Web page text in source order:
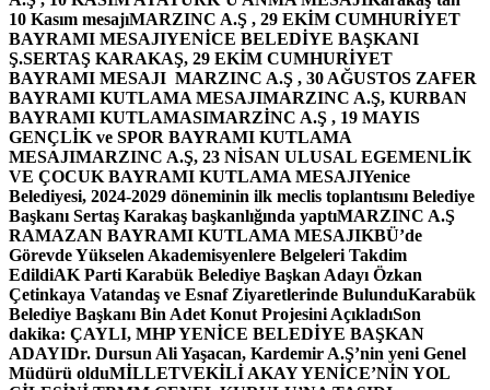
10 Kasım mesajıMARZINC A.Ş , 29 EKİM CUMHURİYET
BAYRAMI MESAJIYENİCE BELEDİYE BAŞKANI
Ş.SERTAŞ KARAKAŞ, 29 EKİM CUMHURİYET
BAYRAMI MESAJI MARZINC A.Ş , 30 AĞUSTOS ZAFER
BAYRAMI KUTLAMA MESAJIMARZINC A.Ş, KURBAN
BAYRAMI KUTLAMASIMARZİNC A.Ş , 19 MAYIS
GENÇLİK ve SPOR BAYRAMI KUTLAMA
MESAJIMARZINC A.Ş, 23 NİSAN ULUSAL EGEMENLİK
VE ÇOCUK BAYRAMI KUTLAMA MESAJIYenice
Belediyesi, 2024-2029 döneminin ilk meclis toplantısını Belediye
Başkanı Sertaş Karakaş başkanlığında yaptıMARZINC A.Ş
RAMAZAN BAYRAMI KUTLAMA MESAJIKBÜ’de
Görevde Yükselen Akademisyenlere Belgeleri Takdim
EdildiAK Parti Karabük Belediye Başkan Adayı Özkan
Çetinkaya Vatandaş ve Esnaf Ziyaretlerinde BulunduKarabük
Belediye Başkanı Bin Adet Konut Projesini AçıkladıSon
dakika: ÇAYLI, MHP YENİCE BELEDİYE BAŞKAN
ADAYIDr. Dursun Ali Yaşacan, Kardemir A.Ş’nin yeni Genel
Müdürü olduMİLLETVEKİLİ AKAY YENİCE’NİN YOL